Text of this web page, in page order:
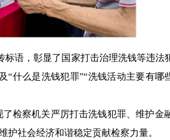
标语，彰显了国家打击治理洗钱等违法
什么是洗钱犯罪”“洗钱活动主要有哪
检察机关严厉打击洗钱犯罪、维护金
社会经济和谐稳定贡献检察力量。